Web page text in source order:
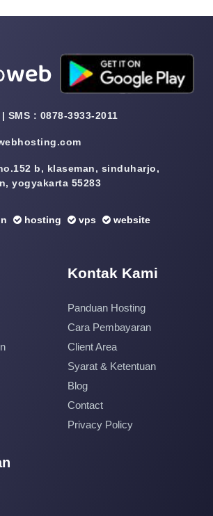
SMS : 0878-3933-2011
b, klaseman, sinduharjo,
yogyakarta 55283
hosting vps website
Kontak Kami
Panduan Hosting
Cara Pembayaran
Client Area
Syarat & Ketentuan
Blog
Contact
Privacy Policy